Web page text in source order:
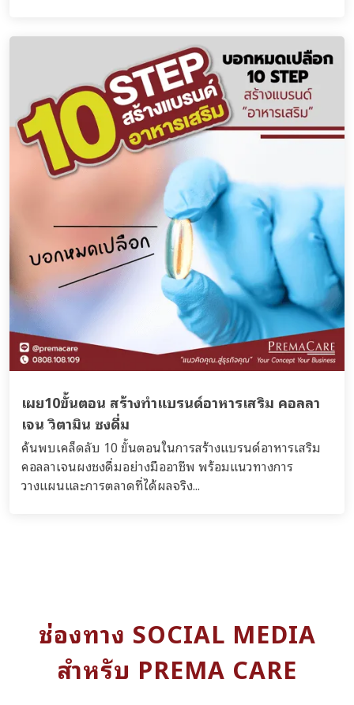
เผย10ขั้นตอน สร้างทำแบรนด์อาหารเสริม คอลลา
เจน วิตามิน ชงดื่ม
ค้นพบเคล็ดลับ 10 ขั้นตอนในการสร้างแบรนด์อาหารเสริม
คอลลาเจนผงชงดื่มอย่างมืออาชีพ พร้อมแนวทางการ
วางแผนและการตลาดที่ได้ผลจริง...
ช่องทาง SOCIAL MEDIA
สำหรับ PREMA CARE